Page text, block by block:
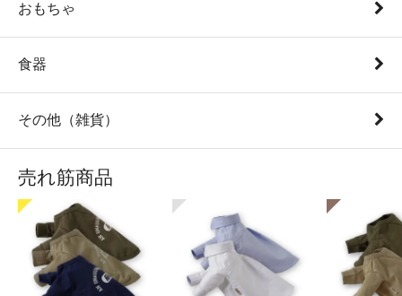
おもちゃ
食器
その他（雑貨）
売れ筋商品